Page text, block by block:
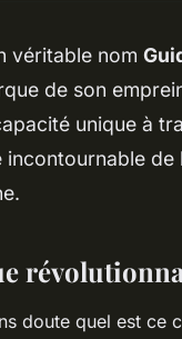
véritable nom
de son
unique à
de
doute quel est ce